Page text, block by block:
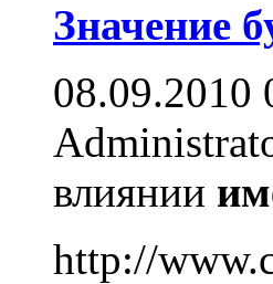
Значение
08.09.2010
влиянии
http://